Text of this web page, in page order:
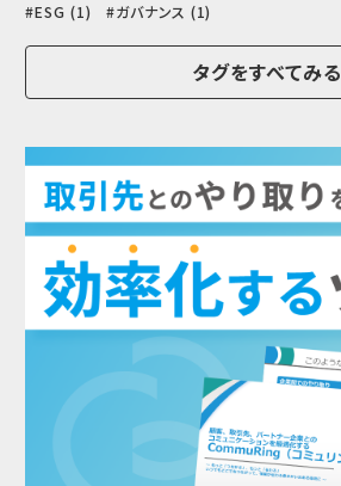
ESG (1)
ガバナンス (1)
タグをすべてみる